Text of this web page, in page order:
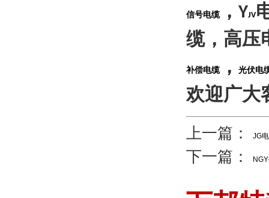
信号电缆， YJV
缆，高压
补偿电缆， 光伏电
欢迎广大
上一篇： JG
下一篇：